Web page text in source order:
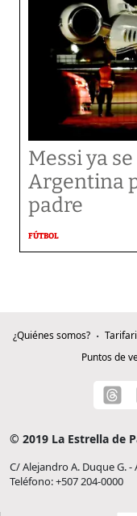
Messi ya
Argentina
padre
FÚTBOL
¿Quiénes somos?
Puntos de
© 2019 La Estrella de
C/ Alejandro A. Duque G.
Teléfono: +507 204-0000